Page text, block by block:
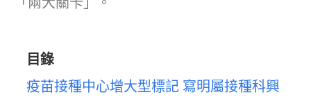
目錄
疫苗接種中心增大型標記 寫明屬接種科興